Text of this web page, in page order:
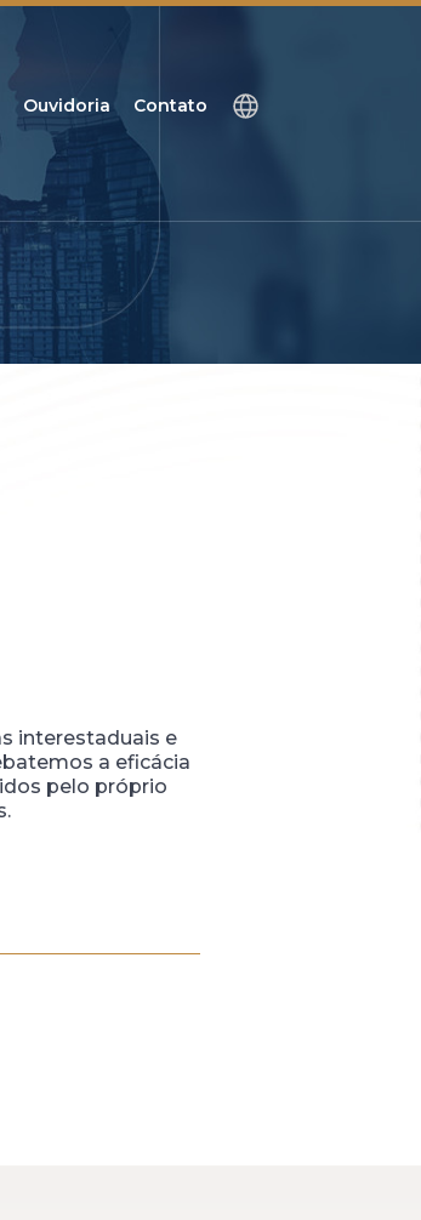
Ouvidoria Contato
interestaduais e
a eficácia
pelo próprio